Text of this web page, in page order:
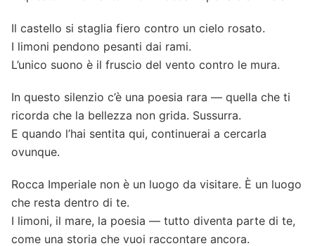
Il castello si staglia fiero contro un cielo rosato.
I limoni pendono pesanti dai rami.
L’unico suono è il fruscio del vento contro le mura.
In questo silenzio c’è una poesia rara — quella che ti
ricorda che la bellezza non grida. Sussurra.
E quando l’hai sentita qui, continuerai a cercarla
ovunque.
Rocca Imperiale non è un luogo da visitare. È un luogo
che resta dentro di te.
I limoni, il mare, la poesia — tutto diventa parte di te,
come una storia che vuoi raccontare ancora.